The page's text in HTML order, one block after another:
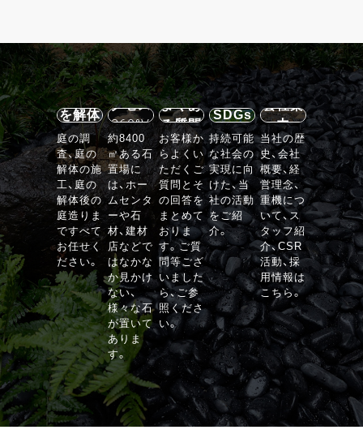
石の庭
を解体
する
庭の調
査、庭の
解体の施
工、庭の
解体後の
庭造りま
ですべて
お任せく
ださい。
施設案
内・ア
クセス
360°V
R
VIEW
約8400
㎡ある石
置場に
は、ホー
ムセンタ
ーや石
材、建材
店などで
はなかな
か見かけ
ない、
様々な石
が置いて
ありま
す。
よくあ
る質問
お客様か
らよくい
ただくご
質問とそ
の回答を
まとめて
おりま
す。ご質
問等ござ
いました
ら、ご参
照くださ
い。
SDGs
持続可能
な社会の
実現に向
けた、当
社の活動
をご紹
介。
会社案
内
当社の歴
史、会社
概要、経
営理念、
重機につ
いて、ス
タッフ紹
介、CSR
活動、採
用情報は
こちら。